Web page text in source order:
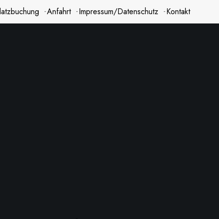
Anfahrt Impressum/Datenschutz Kontakt